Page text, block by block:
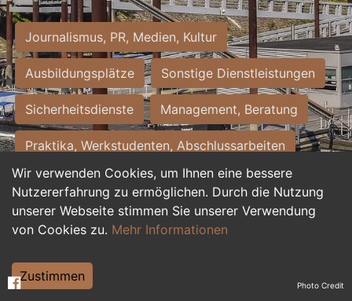
Wir verwenden Cookies, um Ihnen eine bessere
Nutzererfahrung zu ermöglichen. Durch die Nutzung
unserer Webseite stimmen Sie unserer Verwendung
von Cookies zu. Mehr Informationen
Zustimmen
Journalismus, PR, Medien, Kultur
Ausbildungsplätze Sonstige Dienstleistungen
Sicherheitsdienste Management, Beratung
Praktika, Werkstudenten, Abschlussarbeiten
Personalwesen Assistenz, Sekretariat
Hilfskräfte, Aushilfs- und Nebenjobs
Weiterbildung, Studium, duale Ausbildung Photo Credit